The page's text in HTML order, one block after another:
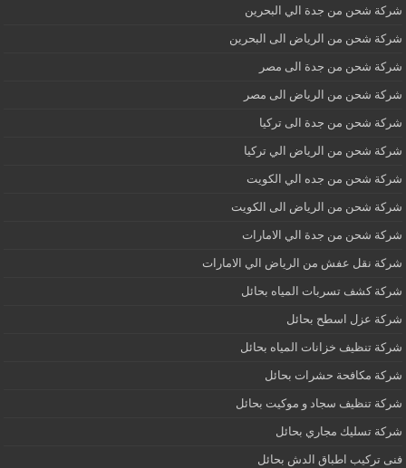
شركة شحن من جدة الي البحرين
شركة شحن من الرياض الى البحرين
شركة شحن من جدة الى مصر
شركة شحن من الرياض الى مصر
شركة شحن من جدة الى تركيا
شركة شحن من الرياض الي تركيا
شركة شحن من جده الي الكويت
شركة شحن من الرياض الى الكويت
شركة شحن من جدة الي الامارات
شركة نقل عفش من الرياض الي الامارات
شركة كشف تسربات المياه بحائل
شركة عزل اسطح بحائل
شركة تنظيف خزانات المياه بحائل
شركة مكافحة حشرات بحائل
شركة تنظيف سجاد و موكيت بحائل
شركة تسليك مجاري بحائل
فنى تركيب اطباق الدش بحائل